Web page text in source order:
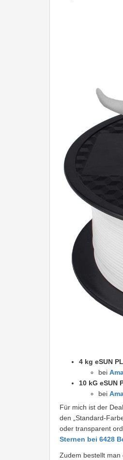
4 kg eSUN
bei
10 kG eSUN
bei
Für mich ist der Deal
den „Standard-
oder transparent
Sternen bei 6428
Zudem bestellt man